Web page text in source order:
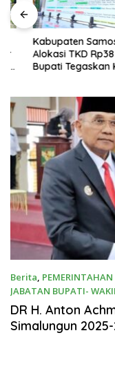
Kabupaten Samosir
Alokasi TKD Rp38
Bupati Tegaskan
Berita,
JABATAN BUPATI-
Maret 4, 2025
DR H. Anton
Simalungun